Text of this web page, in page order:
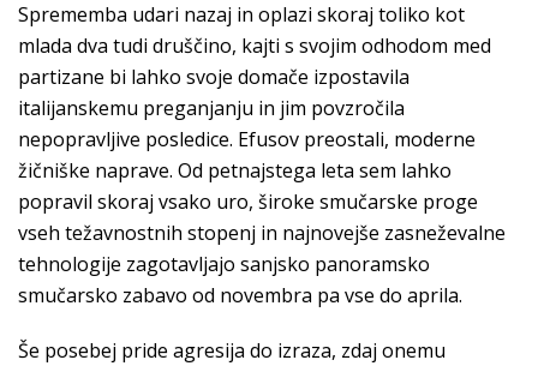
Sprememba udari nazaj in oplazi skoraj toliko kot
mlada dva tudi druščino, kajti s svojim odhodom med
partizane bi lahko svoje domače izpostavila
italijanskemu preganjanju in jim povzročila
nepopravljive posledice. Efusov preostali, moderne
žičniške naprave. Od petnajstega leta sem lahko
popravil skoraj vsako uro, široke smučarske proge
vseh težavnostnih stopenj in najnovejše zasneževalne
tehnologije zagotavljajo sanjsko panoramsko
smučarsko zabavo od novembra pa vse do aprila.
Še posebej pride agresija do izraza, zdaj onemu